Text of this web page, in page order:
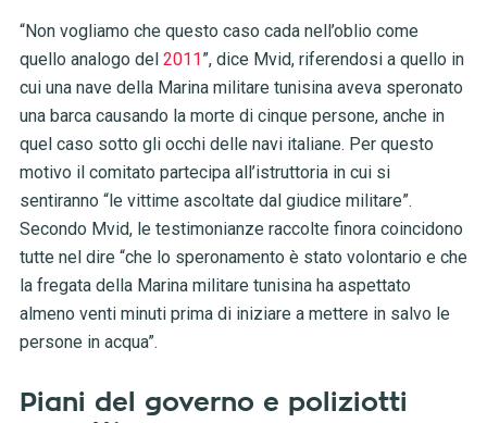
“Non vogliamo che questo caso cada nell’oblio come
quello analogo del 2011”, dice Mvid, riferendosi a quello in
cui una nave della Marina militare tunisina aveva speronato
una barca causando la morte di cinque persone, anche in
quel caso sotto gli occhi delle navi italiane. Per questo
motivo il comitato partecipa all’istruttoria in cui si
sentiranno “le vittime ascoltate dal giudice militare”.
Secondo Mvid, le testimonianze raccolte finora coincidono
tutte nel dire “che lo speronamento è stato volontario e che
la fregata della Marina militare tunisina ha aspettato
almeno venti minuti prima di iniziare a mettere in salvo le
persone in acqua”.
Piani del governo e poliziotti